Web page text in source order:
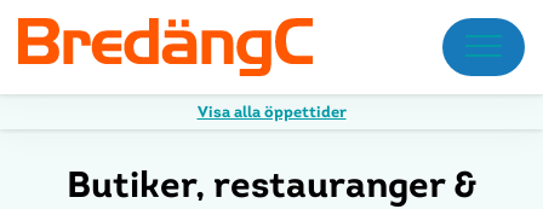
Meny
Visa alla öppettider
Butiker, restauranger &